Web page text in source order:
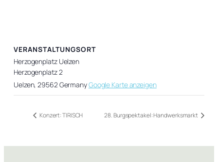
VERANSTALTUNGSORT
Herzogenplatz Uelzen
Herzogenplatz 2
Uelzen, 29562GermanyGoogle Karte anzeigen
Konzert: TIRISCH 28. Burgspektakel: Handwerksmarkt